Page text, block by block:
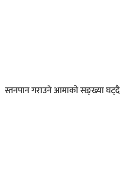
स्तनपान गराउने आमाको सङ्ख्या घट्दै